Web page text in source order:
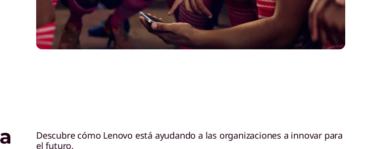
Descubre cómo Lenovo está ayudando a las organizaciones a innovar para
el futuro.